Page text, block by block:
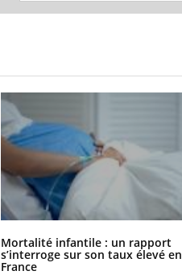
Mortalité infantile : un rapport
s’interroge sur son taux élevé en
France